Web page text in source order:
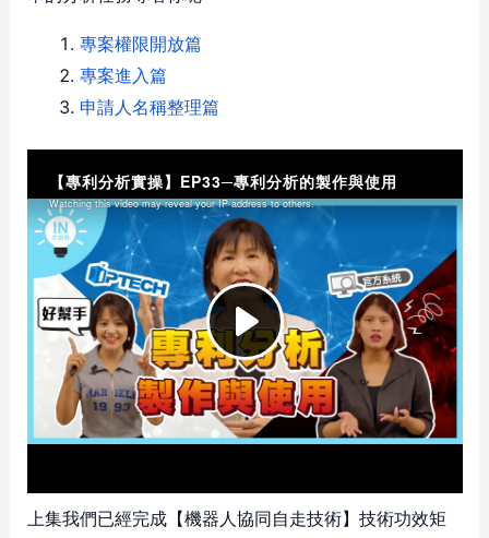
專案權限開放篇
專案進入篇
申請人名稱整理篇
上集我們已經完成【機器人協同自走技術】技術功效矩